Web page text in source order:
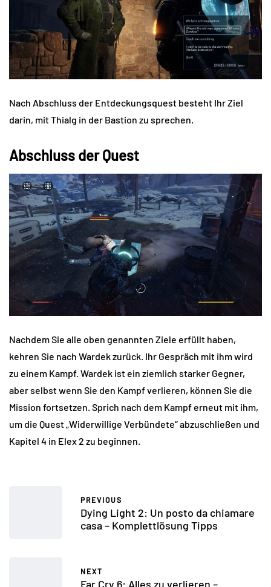
Nach Abschluss der Entdeckungsquest besteht Ihr Ziel
darin, mit Thialg in der Bastion zu sprechen.
Abschluss der Quest
Nachdem Sie alle oben genannten Ziele erfüllt haben,
kehren Sie nach Wardek zurück. Ihr Gespräch mit ihm wird
zu einem Kampf. Wardek ist ein ziemlich starker Gegner,
aber selbst wenn Sie den Kampf verlieren, können Sie die
Mission fortsetzen. Sprich nach dem Kampf erneut mit ihm,
um die Quest „Widerwillige Verbündete“ abzuschließen und
Kapitel 4 in Elex 2 zu beginnen.
PREVIOUS
Dying Light 2: Un posto da chiamare
casa – Komplettlösung Tipps
NEXT
Far Cry 6: Alles zu verlieren –